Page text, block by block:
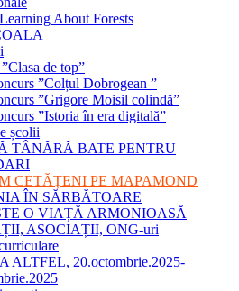
About Forests
de top”
”Colțul Dobrogean ”
”Grigore Moisil colindă”
”Istoria în era digitală”
școlii
TÂNĂRĂ BATE PENTRU
CETĂȚENI PE MAPAMOND
ÎN SĂRBĂTOARE
O VIAȚĂ ARMONIOASĂ
ASOCIAȚII, ONG-uri
ALTFEL, 20.octombrie.2025-